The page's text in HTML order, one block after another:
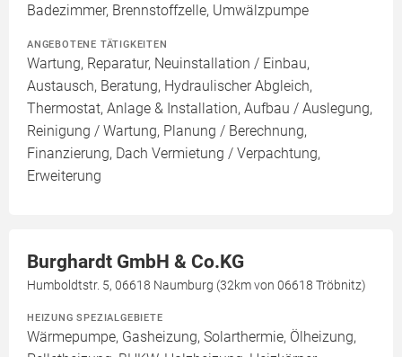
Badezimmer, Brennstoffzelle, Umwälzpumpe
ANGEBOTENE TÄTIGKEITEN
Wartung, Reparatur, Neuinstallation / Einbau,
Austausch, Beratung, Hydraulischer Abgleich,
Thermostat, Anlage & Installation, Aufbau / Auslegung,
Reinigung / Wartung, Planung / Berechnung,
Finanzierung, Dach Vermietung / Verpachtung,
Erweiterung
Burghardt GmbH & Co.KG
Humboldtstr. 5, 06618 Naumburg (32km von 06618 Tröbnitz)
HEIZUNG SPEZIALGEBIETE
Wärmepumpe, Gasheizung, Solarthermie, Ölheizung,